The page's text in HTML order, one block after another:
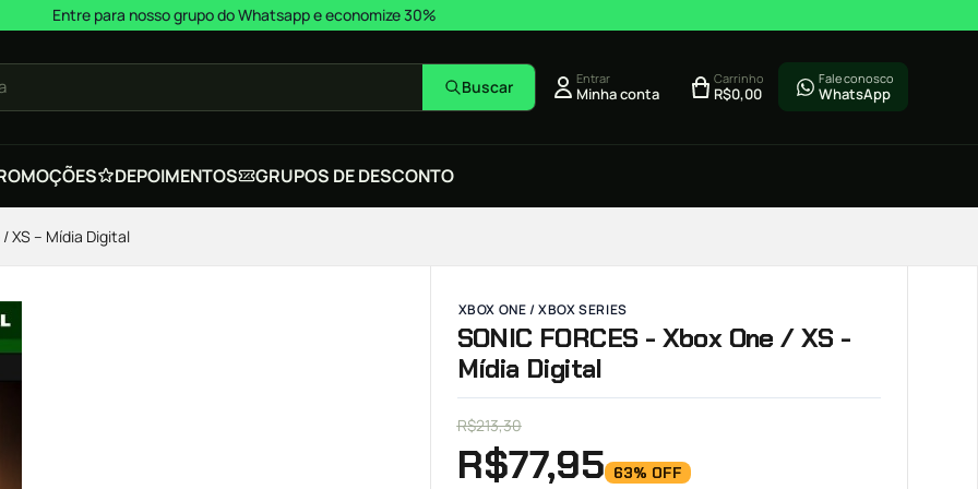
Entre para nosso grupo do Whatsapp e economize 30%
Buscar Entrar
Minha conta
Carrinho
R$0,00
Fale conosco
WhatsApp
DEPOIMENTOS GRUPOS DE DESCONTO
/ XS – Mídia Digital
XBOX ONE / XBOX SERIES
SONIC FORCES - Xbox One / XS -
Mídia Digital
R$213,30
R$77,95 63% OFF